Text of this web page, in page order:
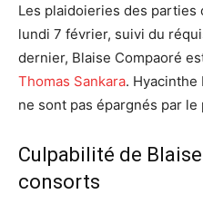
Les plaidoieries des parties
lundi 7 février, suivi du
dernier, Blaise Compaoré
Thomas Sankara.
ne sont pas épargnés par le
Culpabilité de
consorts